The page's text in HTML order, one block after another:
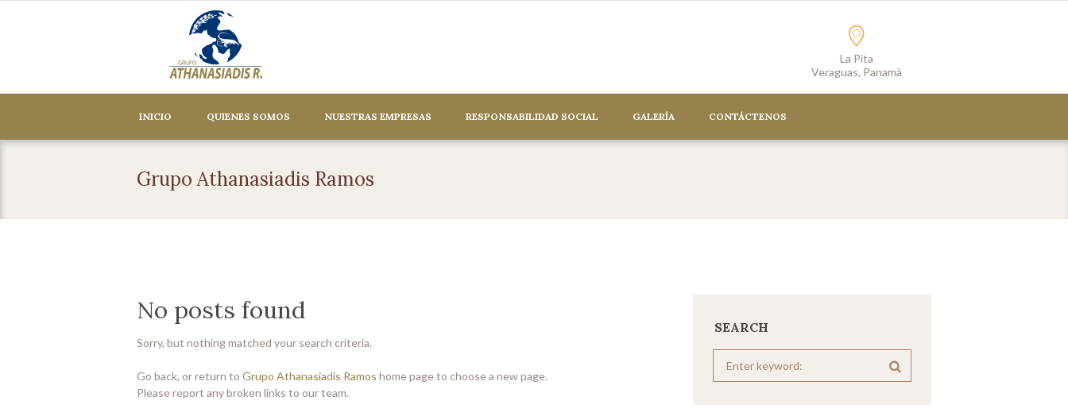
La Pita
Veraguas, Panamà
INICIO QUIENES SOMOS NUESTRAS EMPRESAS RESPONSABILIDAD SOCIAL GALERÍA CONTÁCTENOS
Grupo Athanasiadis Ramos
No posts found
Sorry, but nothing matched your search criteria.
Go back, or return to Grupo Athanasiadis Ramos home page to choose a new page.
Please report any broken links to our team.
SEARCH